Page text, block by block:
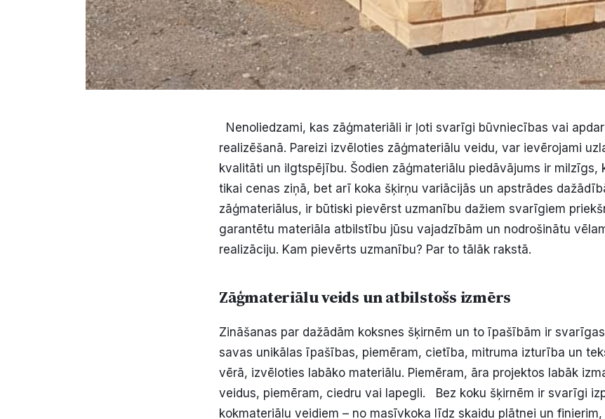
Nenoliedzami, kas zāģmateriāli ir ļoti svarīgi būvniecības vai
realizēšanā. Pareizi izvēloties zāģmateriālu veidu, var ievērojami
kvalitāti un ilgtspējību. Šodien zāģmateriālu piedāvājums ir milzīgs,
tikai cenas ziņā, bet arī koka šķirņu variācijās un apstrādes
zāģmateriālus, ir būtiski pievērst uzmanību dažiem svarīgiem
garantētu materiāla atbilstību jūsu vajadzībām un nodrošinātu
realizāciju. Kam pievērts uzmanību? Par to tālāk rakstā.
Zāģmateriālu veids un atbilstošs izmērs
Zināšanas par dažādām koksnes šķirnēm un to īpašībām ir
savas unikālas īpašības, piemēram, cietība, mitruma izturība un
vērā, izvēloties labāko materiālu. Piemēram, āra projektos labāk
veidus, piemēram, ciedru vai lapegli. Bez koku šķirnēm ir svarīgi
kokmateriālu veidiem – no masīvkoka līdz skaidu plātnei un